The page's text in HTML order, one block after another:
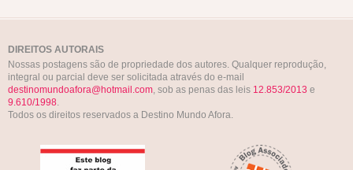
DIREITOS AUTORAIS
Nossas postagens são de propriedade dos autores. Qualquer reprodução,
integral ou parcial deve ser solicitada através do e-mail
destinomundoafora@hotmail.com, sob as penas das leis 12.853/2013 e
9.610/1998.
Todos os direitos reservados a Destino Mundo Afora.